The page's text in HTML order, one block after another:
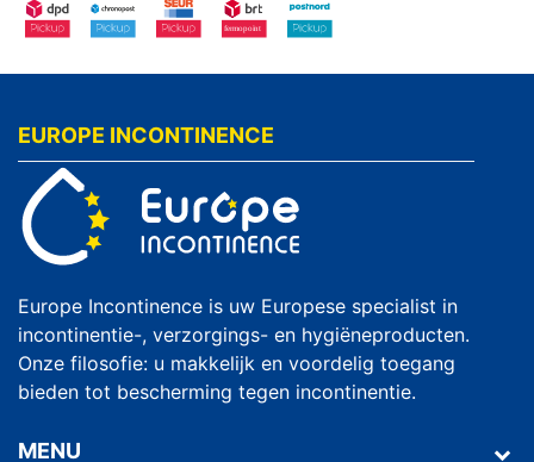
EUROPE INCONTINENCE
Europe Incontinence is uw Europese specialist in
incontinentie-, verzorgings- en hygiëneproducten.
Onze filosofie: u makkelijk en voordelig toegang
bieden tot bescherming tegen incontinentie.
MENU